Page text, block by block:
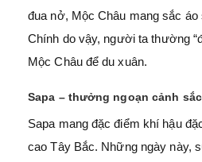
đua nở, Mộc Châu mang sắc
Chính do vậy, người ta thường
Mộc Châu để du xuân.
Sapa – thưởng ngoạn cảnh
Sapa mang đặc điểm khí hậu
cao Tây Bắc. Những ngày này,